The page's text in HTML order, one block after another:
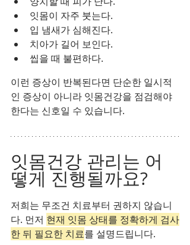
잇몸이 자주 붓는다.
입 냄새가 심해진다.
치아가 길어 보인다.
씹을 때 불편하다.
이런 증상이 반복된다면 단순한 일시적
인 증상이 아니라 잇몸건강을 점검해야
한다는 신호일 수 있습니다.
잇몸건강 관리는 어
떻게 진행될까요?
저희는 무조건 치료부터 권하지 않습니
다. 먼저 현재 잇몸 상태를 정확하게 검사
한 뒤 필요한 치료를 설명드립니다.